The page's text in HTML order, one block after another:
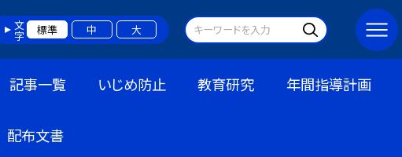
文字 標準 中 大
記事一覧 いじめ防止 教育研究 年間指導計画
配布文書